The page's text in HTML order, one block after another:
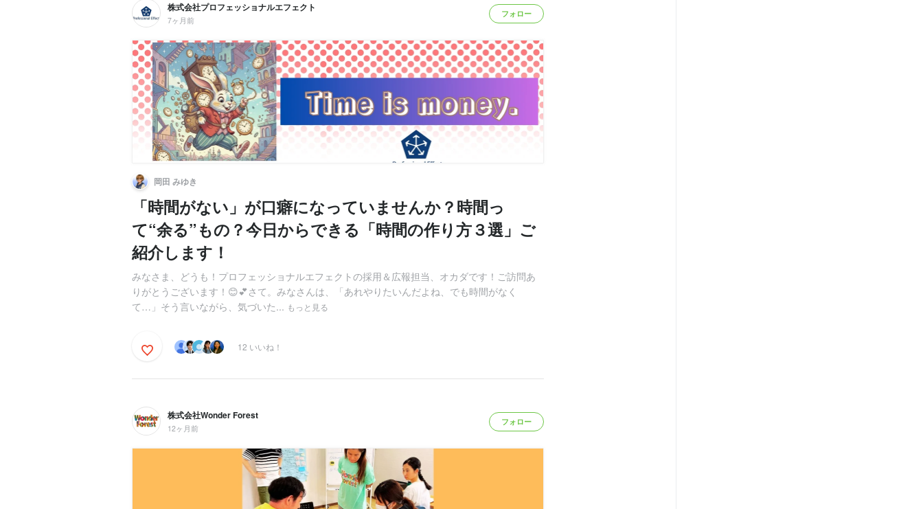
株式会社プロフェッショナルエフェクト
7ヶ月前
フォロー
岡田 みゆき
「時間がない」が口癖になっていませんか？時間っ
て“余る”もの？今日からできる「時間の作り方３選」ご
紹介します！
みなさま、どうも！プロフェッショナルエフェクトの採用＆広報担当、オカダです！ご訪問あ
りがとうございます！😊💕さて。みなさんは、「あれやりたいんだよね、でも時間がなく
て…」そう言いながら、気づいた... もっと見る
12 いいね！
株式会社Wonder Forest
12ヶ月前
フォロー